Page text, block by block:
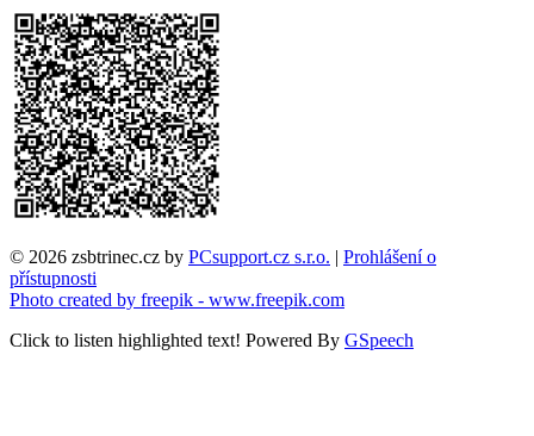
© 2026 zsbtrinec.cz by PCsupport.cz s.r.o. | Prohlášení o
přístupnosti
Photo created by freepik - www.freepik.com
Click to listen highlighted text! Powered By GSpeech